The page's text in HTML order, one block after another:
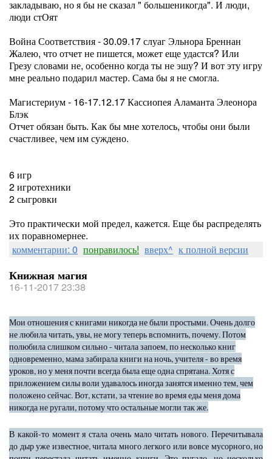
закладываю, но я бы не сказал " большеникогда". И люди,
люди стОят
Война Соответствия - 30.09.17 слуаг Эльнора Бреннан
Жалею, что отчет не пишется, может еще удастся? Или
Грезу словами не, особенно когда ты не эшу? И вот эту игру
мне реально подарил мастер. Сама бы я не смогла.
Магистериум - 16-17.12.17 Кассиопея Аламанта Элеонора
Блэк
Отчет обязан быть. Как бы мне хотелось, чтобы они были
счастливее, чем им суждено.
6 игр
2 игротехники
2 сыгровки
Это практически мой предел, кажется. Еще бы распределять
их поравномернее.
комментарии: 0 понравилось! вверх^ к полной версии
Книжная магия
16-11-2017 23:38
Мои отношения с книгами никогда не были простыми. Очень долго
не любила читать, увы, не могу теперь вспомнить, почему. Потом
полюбила слишком сильно - читала запоем, по несколько книг
одновременно, мама забирала книги на ночь, учителя - во время
уроков, но у меня почти всегда была еще одна спрятана. Хотя с
приложением силы воли удавалось иногда занятся именно тем, чем
положено сейчас. Вот, кстати, за чтение во время еды меня дома
никогда не ругали, потому что остальные могли так же.
В какой-то момент я стала очень мало читать нового. Перечитывала
до дыр уже известное, читала много легкого или вовсе мусорного, но